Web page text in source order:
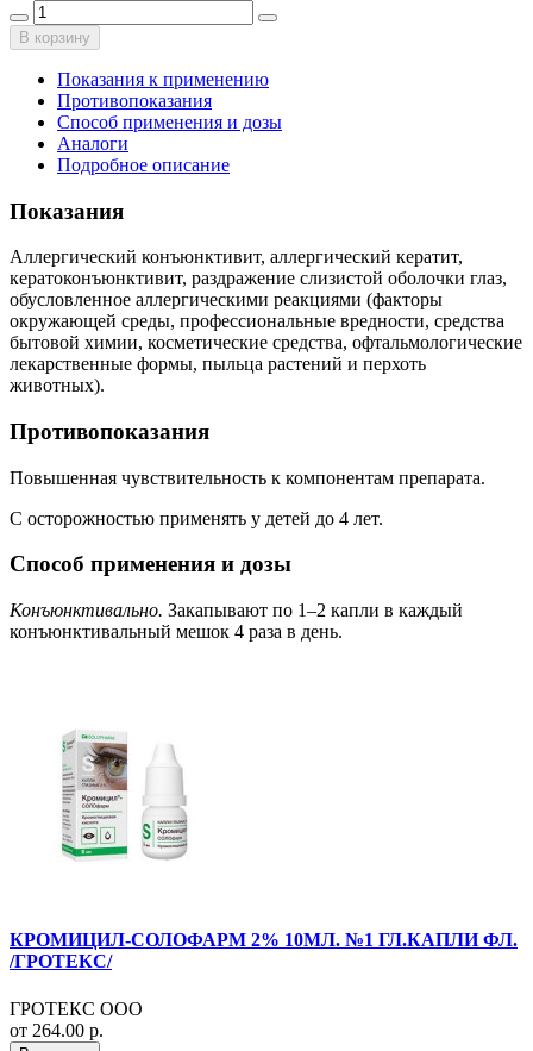
В корзину
Показания к применению
Противопоказания
Способ применения и дозы
Аналоги
Подробное описание
Показания
Аллергический конъюнктивит, аллергический кератит,
кератоконъюнктивит, раздражение слизистой оболочки глаз,
обусловленное аллергическими реакциями (факторы
окружающей среды, профессиональные вредности, средства
бытовой химии, косметические средства, офтальмологические
лекарственные формы, пыльца растений и перхоть
животных).
Противопоказания
Повышенная чувствительность к компонентам препарата.
С осторожностью применять у детей до 4 лет.
Способ применения и дозы
Конъюнктивально. Закапывают по 1–2 капли в каждый
конъюнктивальный мешок 4 раза в день.
КРОМИЦИЛ-СОЛОФАРМ 2% 10МЛ. №1 ГЛ.КАПЛИ ФЛ.
/ГРОТЕКС/
ГРОТЕКС ООО
от 264.00 р.